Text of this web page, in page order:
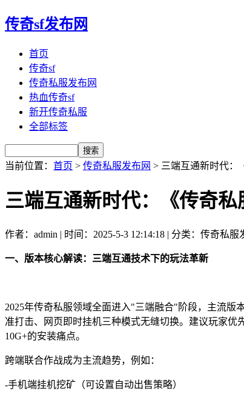
传奇sf发布网
首页
传奇sf
传奇私服发布网
热血传奇sf
新开传奇私服
全部标签
当前位置： 首页 > 传奇私服发布网 > 三端互通新时代：
三端互通新时代：《传奇
作者：admin | 时间：2025-5-3 12:14:18 | 分类：传奇私服
一、版本核心解读：三端互通技术下的玩法革新
2025年传奇私服领域全面进入"三端融合"阶段，主流版
准打击、网页即时挂机三种模式无缝切换。建议玩家
10G+的安装痛点。
跨端联合作战成为主流趋势，例如：
-手机端挂机挖矿（可设置自动出售策略）